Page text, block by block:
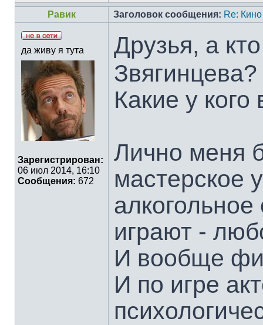
Равик
Заголовок сообщения: Re: Кино
да живу я тута
Зарегистрирован:
06 июл 2014, 16:10
Сообщения: 672
Друзья, а
Звягинцева?
Какие у кого
Лично меня
мастерское
играют -
И вообще
И по игре